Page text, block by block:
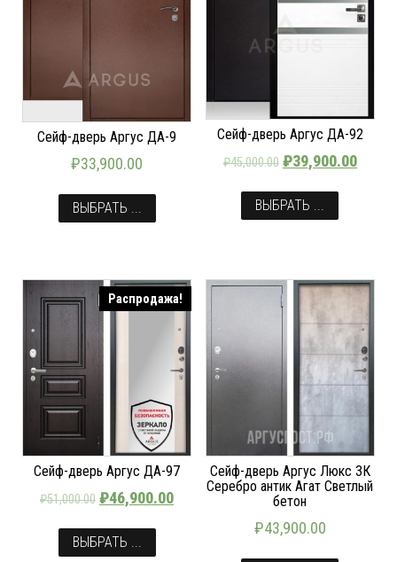
Сейф-дверь Аргус ДА-9
₽33,900.00
ВЫБРАТЬ ...
Сейф-дверь Аргус ДА-92
₽45,000.00 ₽39,900.00
ВЫБРАТЬ ...
Распродажа!
Сейф-дверь Аргус ДА-97
₽51,000.00 ₽46,900.00
ВЫБРАТЬ ...
Сейф-дверь Аргус Люкс 3К
Серебро антик Агат Светлый
бетон
₽43,900.00